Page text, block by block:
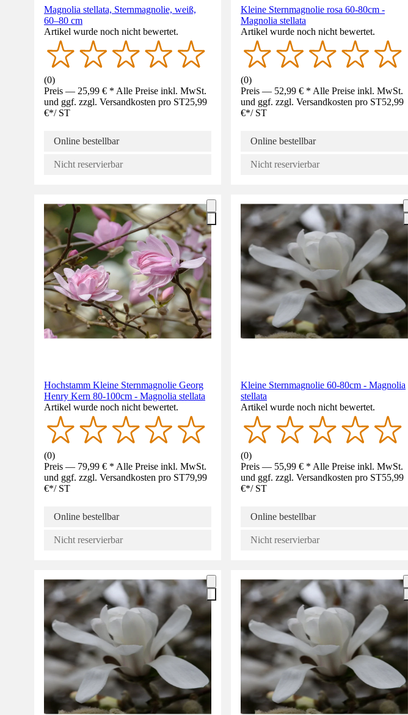
Magnolia stellata, Sternmagnolie, weiß,
60–80 cm
Artikel wurde noch nicht bewertet.
(0)
Preis — 25,99 € * Alle Preise inkl. MwSt.
und ggf. zzgl. Versandkosten pro ST25,99
€*/ ST
Online bestellbar
Nicht reservierbar
Kleine Sternmagnolie rosa 60-80cm -
Magnolia stellata
Artikel wurde noch nicht bewertet.
(0)
Preis — 52,99 € * Alle Preise inkl. MwSt.
und ggf. zzgl. Versandkosten pro ST52,99
€*/ ST
Online bestellbar
Nicht reservierbar
Hochstamm Kleine Sternmagnolie Georg
Henry Kern 80-100cm - Magnolia stellata
Artikel wurde noch nicht bewertet.
(0)
Preis — 79,99 € * Alle Preise inkl. MwSt.
und ggf. zzgl. Versandkosten pro ST79,99
€*/ ST
Online bestellbar
Nicht reservierbar
Kleine Sternmagnolie 60-80cm - Magnolia
stellata
Artikel wurde noch nicht bewertet.
(0)
Preis — 55,99 € * Alle Preise inkl. MwSt.
und ggf. zzgl. Versandkosten pro ST55,99
€*/ ST
Online bestellbar
Nicht reservierbar